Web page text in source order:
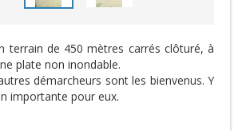
terrain de 450 mètres carrés clôturé, à
plate non inondable.
démarcheurs sont les bienvenus. Y
importante pour eux.